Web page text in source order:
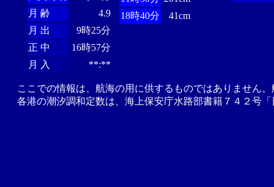
月 齢
4.9
月 出
9時25分
正 中
16時57分
月 入
**:**
18時40分
41cm
ここでの情報は、航海の用に供するものではありません
各港の潮汐調和定数は、海上保安庁水路部書籍７４２号